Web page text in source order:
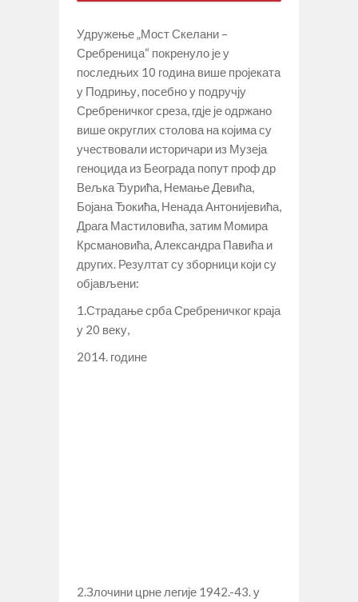
Удружење „Мост Скелани –
Сребреница“ покренуло је у
последњих 10 година више пројеката
у Подрињу, посебно у подручју
Сребреничког среза, гдје је одржано
више округлих столова на којима су
учествовали историчари из Музеја
геноцида из Београда попут проф др
Вељка Ђурића, Немање Девића,
Бојана Ђокића, Ненада Антонијевића,
Драга Мастиловића, затим Момира
Крсмановића, Александра Павића и
других. Резултат су зборници који су
објављени:
1.Страдање срба Сребреничког краја
у 20 веку,
2014. године
2.Злочини црне легије 1942.-43. у